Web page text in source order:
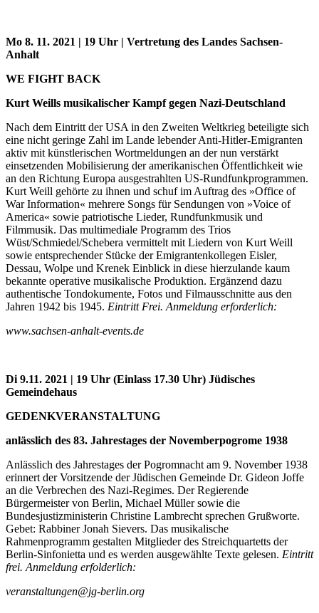
Mo 8. 11. 2021 | 19 Uhr | Vertretung des Landes Sachsen-
Anhalt
WE FIGHT BACK
Kurt Weills musikalischer Kampf gegen Nazi-Deutschland
Nach dem Eintritt der USA in den Zweiten Weltkrieg beteiligte sich
eine nicht geringe Zahl im Lande lebender Anti-Hitler-Emigranten
aktiv mit künstlerischen Wortmeldungen an der nun verstärkt
einsetzenden Mobilisierung der amerikanischen Öffentlichkeit wie
an den Richtung Europa ausgestrahlten US-Rundfunkprogrammen.
Kurt Weill gehörte zu ihnen und schuf im Auftrag des »Office of
War Information« mehrere Songs für Sendungen von »Voice of
America« sowie patriotische Lieder, Rundfunkmusik und
Filmmusik. Das multimediale Programm des Trios
Wüst/Schmiedel/Schebera vermittelt mit Liedern von Kurt Weill
sowie entsprechender Stücke der Emigrantenkollegen Eisler,
Dessau, Wolpe und Krenek Einblick in diese hierzulande kaum
bekannte operative musikalische Produktion. Ergänzend dazu
authentische Tondokumente, Fotos und Filmausschnitte aus den
Jahren 1942 bis 1945. Eintritt Frei. Anmeldung erforderlich:
www.sachsen-anhalt-events.de
Di 9.11. 2021 | 19 Uhr (Einlass 17.30 Uhr) Jüdisches
Gemeindehaus
GEDENKVERANSTALTUNG
anlässlich des 83. Jahrestages der Novemberpogrome 1938
Anlässlich des Jahrestages der Pogromnacht am 9. November 1938
erinnert der Vorsitzende der Jüdischen Gemeinde Dr. Gideon Joffe
an die Verbrechen des Nazi-Regimes. Der Regierende
Bürgermeister von Berlin, Michael Müller sowie die
Bundesjustizministerin Christine Lambrecht sprechen Grußworte.
Gebet: Rabbiner Jonah Sievers. Das musikalische
Rahmenprogramm gestalten Mitglieder des Streichquartetts der
Berlin-Sinfonietta und es werden ausgewählte Texte gelesen. Eintritt
frei. Anmeldung erfolderlich:
veranstaltungen@jg-berlin.org